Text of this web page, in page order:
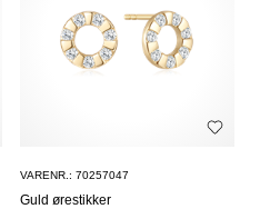
VARENR.: 70257047
Guld ørestikker